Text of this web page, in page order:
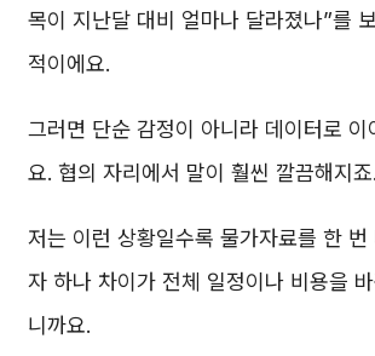
목이 지난달 대비 얼마나 달라졌나”를
적이에요.
그러면 단순 감정이 아니라 데이터로 이
요. 협의 자리에서 말이 훨씬 깔끔해지죠.
저는 이런 상황일수록 물가자료를 한 번
자 하나 차이가 전체 일정이나 비용을
니까요.